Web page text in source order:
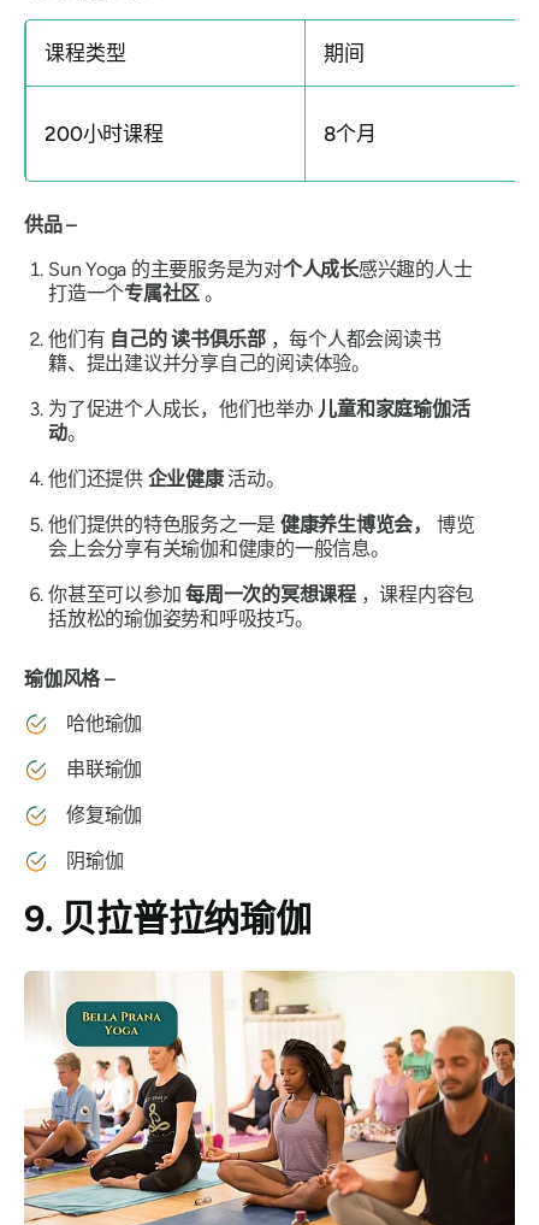
课程类型 期间
200小时课程 8个月
供品 –
Sun Yoga 的主要服务是为对个人成长感兴趣的人士
打造一个专属社区 。
他们有 自己的读书俱乐部，每个人都会阅读书
籍、提出建议并分享自己的阅读体验。
为了促进个人成长，他们也举办 儿童和家庭瑜伽活
动。
他们还提供 企业健康活动。
他们提供的特色服务之一是 健康养生博览会，
博览
会上会分享有关瑜伽和健康的一般信息。
你甚至可以参加每周一次的冥想课程，课程内容包
括放松的瑜伽姿势和呼吸技巧。
瑜伽风格 –
哈他瑜伽
串联瑜伽
修复瑜伽
阴瑜伽
9. 贝拉普拉纳瑜伽